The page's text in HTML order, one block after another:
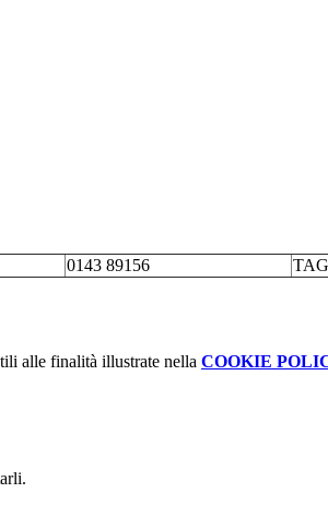
0143 89156
alle finalità illustrate nella COOKIE